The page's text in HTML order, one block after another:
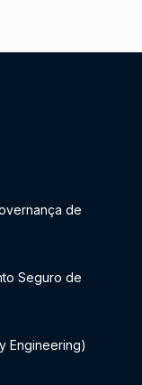
de
Seguro de
Engineering)